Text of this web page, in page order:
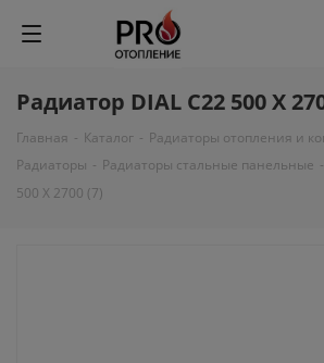
Радиатор DIAL С22 500 X
Главная - Каталог - Радиаторы отопления и
Радиаторы - Радиаторы стальные панельные -
500 X 2700 (7)